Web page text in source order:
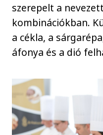
szerepelt a
kombinációkban.
a cékla, a
áfonya és a dió